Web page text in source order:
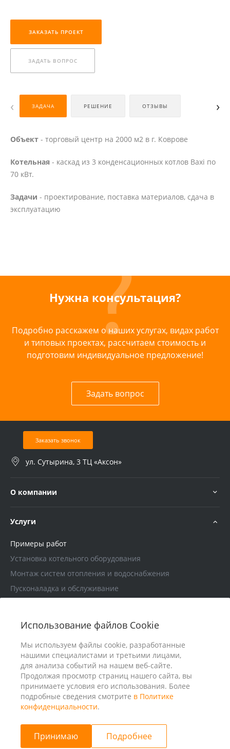
Использование файлов Cookie
Мы используем файлы cookie, разработанные
нашими специалистами и третьими лицами,
для анализа событий на нашем веб-сайте.
Продолжая просмотр страниц нашего сайта, вы
принимаете условия его использования. Более
подробные сведения смотрите в Политике
конфиденциальности.
Принимаю Подробнее
ЗАКАЗАТЬ ПРОЕКТ
ЗАДАТЬ ВОПРОС
ЗАДАЧА РЕШЕНИЕ ОТЗЫВЫ
‹ ›
Объект - торговый центр на 2000 м2 в г. Коврове
Котельная - каскад из 3 конденсационных котлов Baxi по
70 кВт.
Задачи - проектирование, поставка материалов, сдача в
эксплуатацию
Нужна консультация?
Подробно расскажем о наших услугах, видах работ
и типовых проектах, рассчитаем стоимость и
подготовим индивидуальное предложение!
Задать вопрос
Заказать звонок
ул. Сутырина, 3 ТЦ «Аксон»
О компании
Услуги
Примеры работ
Установка котельного оборудования
Монтаж систем отопления и водоснабжения
Пусконаладка и обслуживание